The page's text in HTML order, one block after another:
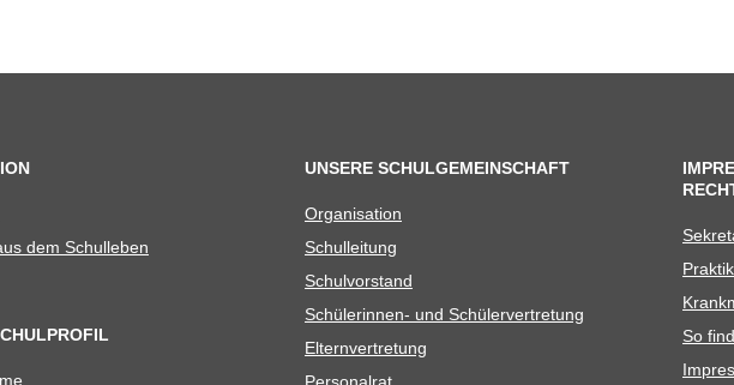
dem Schulleben
UNSERE SCHULGEMEINSCHAFT
Orga­ni­sa­tion
Schul­lei­tung
Schul­vor­stand
Schü­le­rin­nen- und Schülervertretung
Eltern­ver­tre­tung
Per­so­nal­rat
So